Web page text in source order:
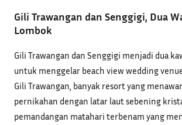
Gili Trawangan dan Senggigi, Dua
Lombok
Gili Trawangan dan Senggigi menjadi dua
untuk menggelar beach view wedding
Gili Trawangan, banyak resort yang
pernikahan dengan latar laut sebening
pemandangan matahari terbenam yang